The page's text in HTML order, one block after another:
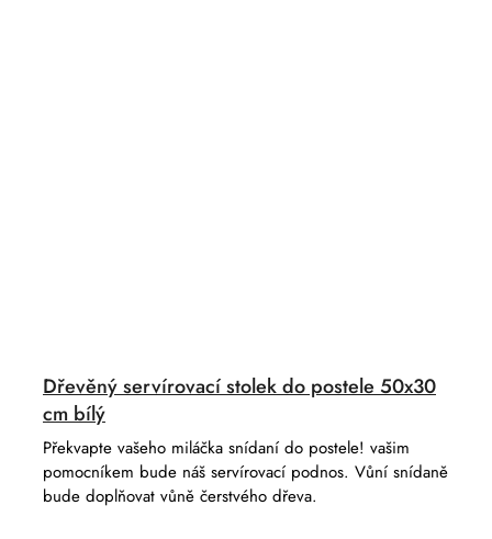
Dřevěný servírovací stolek do postele 50x30
cm bílý
Překvapte vašeho miláčka snídaní do postele! vašim
pomocníkem bude náš servírovací podnos. Vůní snídaně
bude doplňovat vůně čerstvého dřeva.